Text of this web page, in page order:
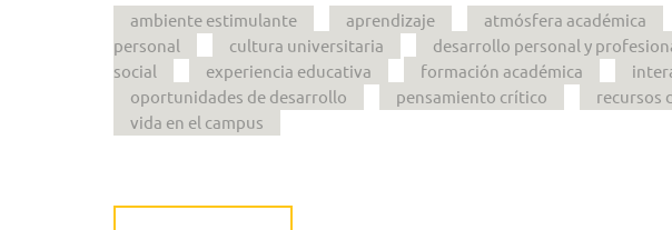
ambiente estimulante aprendizaje atmósfera académica
personal
cultura universitaria desarrollo personal y
social
experiencia educativa formación académica
oportunidades de desarrollo
pensamiento crítico recursos
vida en el campus